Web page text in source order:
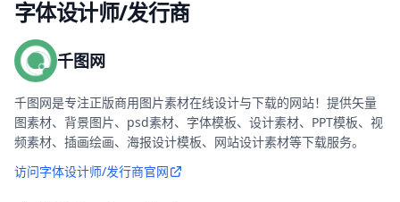
字体设计师/发行商
千图网
千图网是专注正版商用图片素材在线设计与下载的网站！提供矢量
图素材、背景图片、psd素材、字体模板、设计素材、PPT模板、视
频素材、插画绘画、海报设计模板、网站设计素材等下载服务。
访问字体设计师/发行商官网